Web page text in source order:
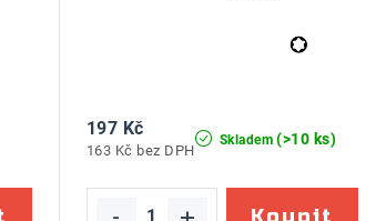
Skladem (>10 ks)
163 Kč bez DPH
197 Kč